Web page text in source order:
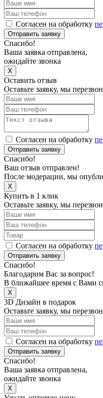
Согласен на обработку
Отправить заявку
Спасибо!
Ваша заявка отправлена,
ожидайте звонка
X
Оставить отзыв
Оставьте заявку, мы
Согласен на обработку
Отправить заявку
Спасибо!
Ваш отзыв отправлен!
После модерации, мы
X
Купить в 1 клик
Оставьте заявку, мы
Согласен на обработку
Отправить заявку
Спасибо!
Благодарим Вас за вопрос!
В ближайшее время с Вами
X
3D Дизайн в подарок
Оставьте заявку, мы
Согласен на обработку
Отправить заявку
Спасибо!
Ваша заявка отправлена,
ожидайте звонка
X